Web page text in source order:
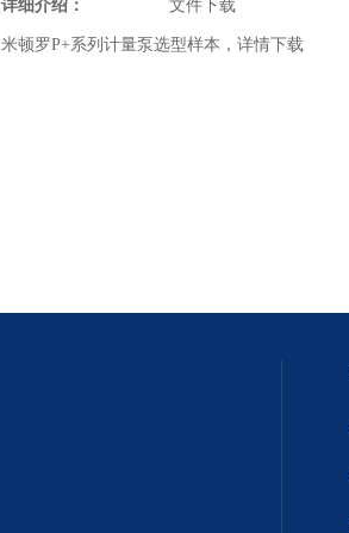
详细介绍： 文件下载
米顿罗P+系列计量泵选型样本，详情下载